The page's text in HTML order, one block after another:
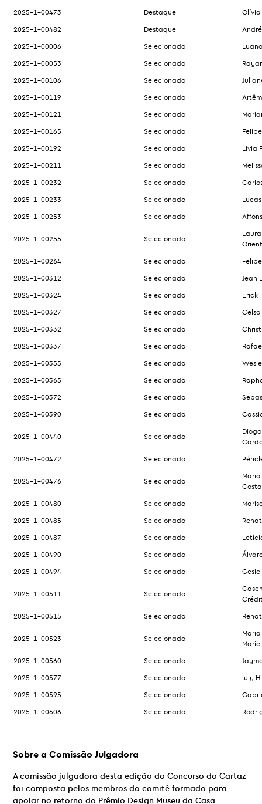
2025-1-00473
Destaque
2025-1-00482
Destaque
2025-1-00006
Selecionado
2025-1-00053
Selecionado
2025-1-00106
Selecionado
2025-1-00119
Selecionado
2025-1-00121
Selecionado
2025-1-00165
Selecionado
2025-1-00192
Selecionado
Livia
2025-1-00211
Selecionado
2025-1-00232
Selecionado
2025-1-00233
Selecionado
2025-1-00253
Selecionado
2025-1-00255 Selecionado
2025-1-00264
Selecionado
2025-1-00312
Selecionado
Jean
2025-1-00324
Selecionado
Erick
2025-1-00327
Selecionado
2025-1-00332
Selecionado
2025-1-00337
Selecionado
2025-1-00355
Selecionado
2025-1-00365
Selecionado
2025-1-00372
Selecionado
2025-1-00390
Selecionado
2025-1-00440 Selecionado
2025-1-00472
Selecionado
2025-1-00476 Selecionado
Costa
2025-1-00480
Selecionado
2025-1-00485
Selecionado
2025-1-00487
Selecionado
2025-1-00490
Selecionado
2025-1-00494
Selecionado
2025-1-00511 Selecionado
2025-1-00515
Selecionado
2025-1-00523 Selecionado
2025-1-00560
Selecionado
2025-1-00577
Selecionado
Iuly
2025-1-00595
Selecionado
2025-1-00606
Selecionado
Sobre a Comissão Julgadora
A comissão julgadora desta edição do Concurso do Cartaz
foi composta pelos membros do comitê formado para
apoiar no retorno do Prêmio Design Museu da Casa